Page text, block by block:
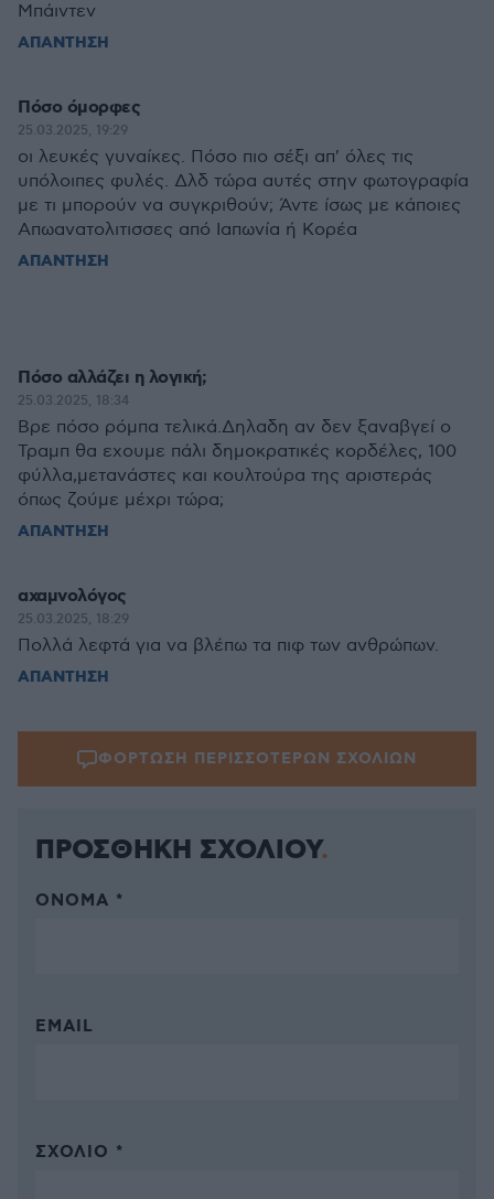
Μπάιντεν
ΑΠΑΝΤΗΣΗ
Πόσο όμορφες
25.03.2025, 19:29
οι λευκές γυναίκες. Πόσο πιο σέξι απ' όλες τις
υπόλοιπες φυλές. Δλδ τώρα αυτές στην φωτογραφία
με τι μπορούν να συγκριθούν; Άντε ίσως με κάποιες
Απωανατολιτισσες από Ιαπωνία ή Κορέα
ΑΠΑΝΤΗΣΗ
Πόσο αλλάζει η λογική;
25.03.2025, 18:34
Βρε πόσο ρόμπα τελικά.Δηλαδη αν δεν ξαναβγεί ο
Τραμπ θα εχουμε πάλι δημοκρατικές κορδέλες, 100
φύλλα,μετανάστες και κουλτούρα της αριστεράς
όπως ζούμε μέχρι τώρα;
ΑΠΑΝΤΗΣΗ
αχαμνολόγος
25.03.2025, 18:29
Πολλά λεφτά για να βλέπω τα πιφ των ανθρώπων.
ΑΠΑΝΤΗΣΗ
ΦΟΡΤΩΣΗ ΠΕΡΙΣΣΟΤΕΡΩΝ ΣΧΟΛΙΩΝ
ΠΡΟΣΘΗΚΗ ΣΧΟΛΙΟΥ
ΌΝΟΜΑ *
EMAIL
ΣΧΌΛΙΟ *